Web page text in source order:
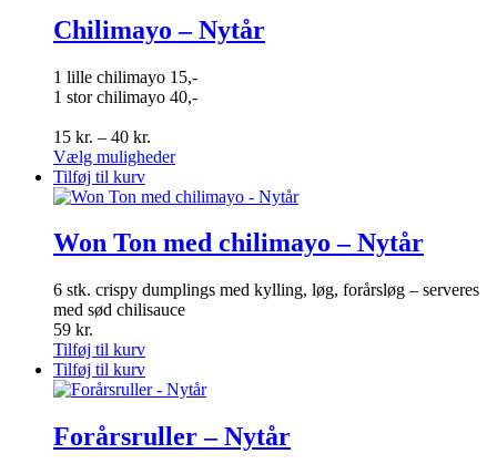
varianter.
Mulighederne
vælges
på
flere
varianter.
kan
vælges
Chilimayo – Nytår
1 lille chilimayo 15,-
1 stor chilimayo 40,-
15 kr. – 40 kr.
15 kr.
40 kr.
Vælg mulighederDette
har
varianter.
Mulighederne
vælges
på
Tilføj til kurv
Won Ton med chilimayo – Nytår
6 stk. crispy dumplings med kylling, løg, forårsløg – serveres
med sød chilisauce
59 kr.
Tilføj til kurv
Tilføj til kurv
Forårsruller – Nytår